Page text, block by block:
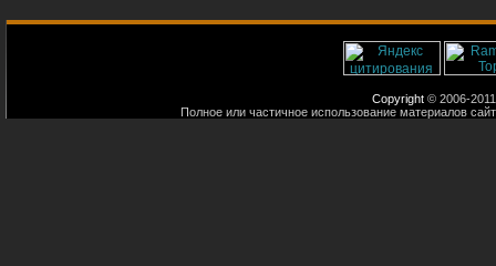
Copyright © 2006-
Полное или частичное использование материалов